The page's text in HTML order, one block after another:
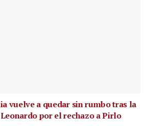
vuelve a quedar sin rumbo tras la
por el rechazo a Pirlo